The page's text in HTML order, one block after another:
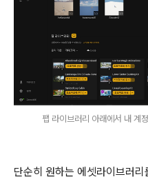
팹 라이브러리 아래에서 내 계
단순히 원하는 에셋라이브러